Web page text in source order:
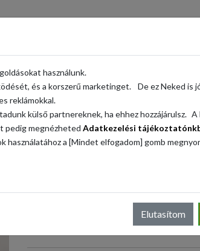
használunk.
és a korszerű marketinget. De ez Neked is
reklámokkal.
külső partnereknek, ha ehhez hozzájárulsz. A
pedig megnézheted Adatkezelési
használatához a [Mindet elfogadom] gomb
Elutasítom
BIO Sangó retek csíra
Származási hely: Magyarország
Egységár: 1.390 Ft / doboz